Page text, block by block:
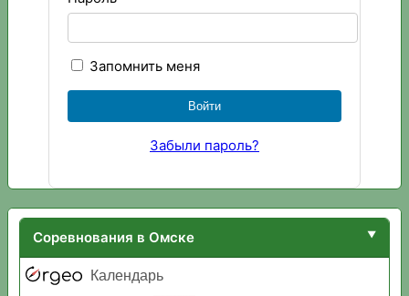
Запомнить меня
Забыли пароль?
Соревнования в Омске